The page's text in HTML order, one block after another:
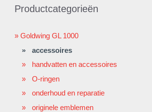
Productcategorieën
Goldwing GL 1000
accessoires
handvatten en accessoires
O-ringen
onderhoud en reparatie
originele emblemen